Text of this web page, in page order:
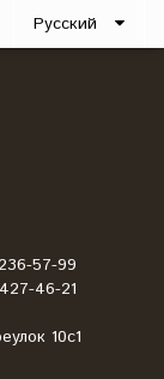
Русский
57-99
46-21
10с1